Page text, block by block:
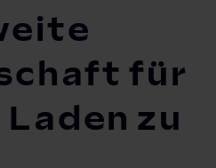
für
zu